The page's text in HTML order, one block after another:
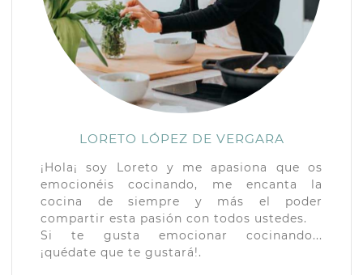
LORETO LÓPEZ DE VERGARA
¡Hola¡ soy Loreto y me apasiona que os
emocionéis cocinando, me encanta la
cocina de siempre y más el poder
compartir esta pasión con todos ustedes.
Si te gusta emocionar cocinando...
¡quédate que te gustará!.